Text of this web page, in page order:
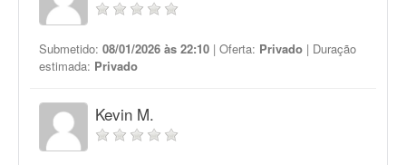
Submetido: 08/01/2026 às 22:10 | Oferta: Privado | Duração
estimada: Privado
Kevin M.